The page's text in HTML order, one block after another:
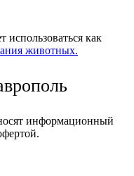
как
животных.
информационный